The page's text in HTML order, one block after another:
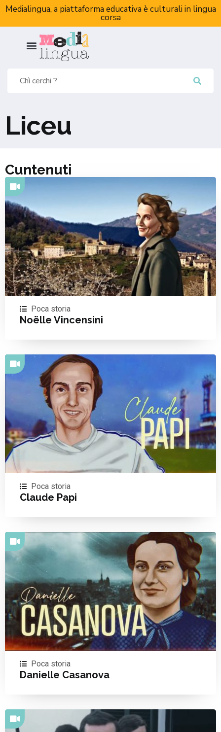
Medialingua, a piattaforma educativa è culturali in lingua
corsa
Liceu
Cuntenuti
Poca storia
Noëlle Vincensini
Poca storia
Claude Papi
Poca storia
Danielle Casanova